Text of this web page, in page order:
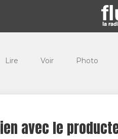
Lire Voir Photo
avec le